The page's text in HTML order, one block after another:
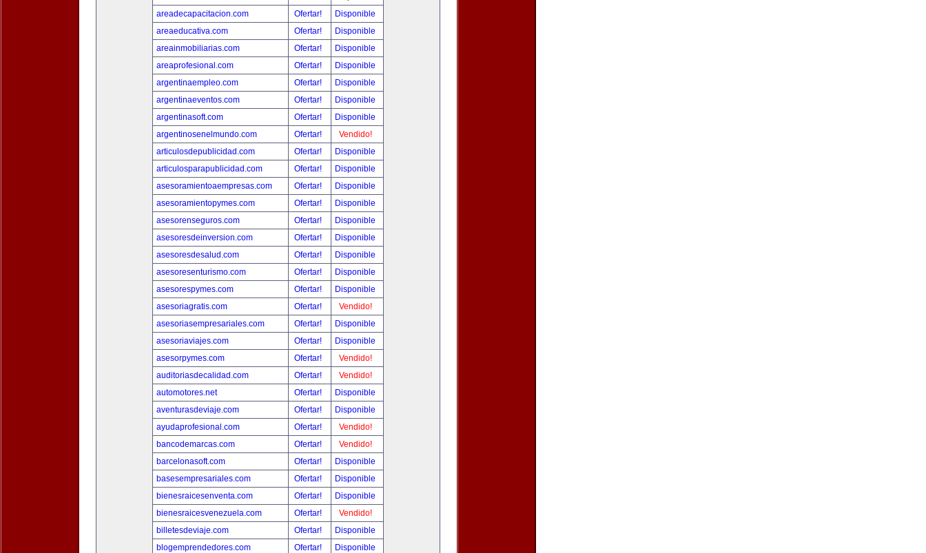
areadecapacitacion.com
Ofertar!
Disponible
areaeducativa.com
Ofertar!
Disponible
areainmobiliarias.com
Ofertar!
Disponible
areaprofesional.com
Ofertar!
Disponible
argentinaempleo.com
Ofertar!
Disponible
argentinaeventos.com
Ofertar!
Disponible
argentinasoft.com
Ofertar!
Disponible
argentinosenelmundo.com
Ofertar!
Vendido!
articulosdepublicidad.com
Ofertar!
Disponible
articulosparapublicidad.com
Ofertar!
Disponible
asesoramientoaempresas.com
Ofertar!
Disponible
asesoramientopymes.com
Ofertar!
Disponible
asesorenseguros.com
Ofertar!
Disponible
asesoresdeinversion.com
Ofertar!
Disponible
asesoresdesalud.com
Ofertar!
Disponible
asesoresenturismo.com
Ofertar!
Disponible
asesorespymes.com
Ofertar!
Disponible
asesoriagratis.com
Ofertar!
Vendido!
asesoriasempresariales.com
Ofertar!
Disponible
asesoriaviajes.com
Ofertar!
Disponible
asesorpymes.com
Ofertar!
Vendido!
auditoriasdecalidad.com
Ofertar!
Vendido!
automotores.net
Ofertar!
Disponible
aventurasdeviaje.com
Ofertar!
Disponible
ayudaprofesional.com
Ofertar!
Vendido!
bancodemarcas.com
Ofertar!
Vendido!
barcelonasoft.com
Ofertar!
Disponible
basesempresariales.com
Ofertar!
Disponible
bienesraicesenventa.com
Ofertar!
Disponible
bienesraicesvenezuela.com
Ofertar!
Vendido!
billetesdeviaje.com
Ofertar!
Disponible
blogemprendedores.com
Ofertar!
Disponible